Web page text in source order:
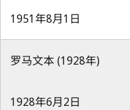
1951年8月1日
罗马文本 (1928年)
1928年6月2日